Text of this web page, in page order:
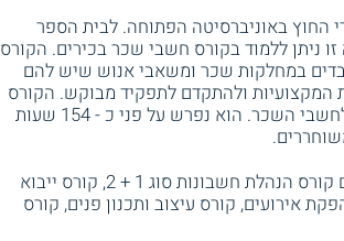
החוץ באוניברסיטה הפתוחה. לבית הספר
ניתן ללמוד בקורס חשבי שכר בכירים. הקורס
במחלקות שכר ומשאבי אנוש שיש להם
המקצועיות ולהתקדם לתפקיד מבוקש. הקורס
כולל תרגולים מגוונים וסימולציות לקראת מבחני ההסמכה לחשבי השכר. הוא נפרש על פני כ - 154 שעות
שלוחת ירושלים של בית הספר מציעה קורסים נוספים, בהם קורס הנהלת חשבונות סוג 1 + 2, קורס ייבוא
אירועים, קורס עיצוב ותכנון פנים, קורס